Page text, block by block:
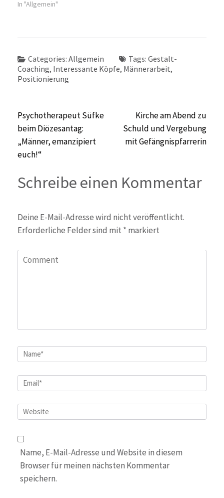
In "Allgemein"
Categories: Allgemein Tags: Gestalt-
Coaching, Interessante Köpfe, Männerarbeit,
Positionierung
Beitragsnavigation
Psychotherapeut Süfke
beim Diözesantag:
„Männer, emanzipiert
euch!“
Kirche am Abend zu
Schuld und Vergebung
mit Gefängnispfarrerin
Schreibe einen Kommentar
Deine E-Mail-Adresse wird nicht veröffentlicht.
Erforderliche Felder sind mit * markiert
Comment
Name*
Email*
Website
Name, E-Mail-Adresse und Website in diesem
Browser für meinen nächsten Kommentar
speichern.